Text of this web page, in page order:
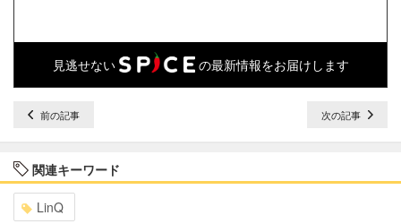
見逃せない の最新情報をお届けします
前の記事 次の記事
関連キーワード
LinQ